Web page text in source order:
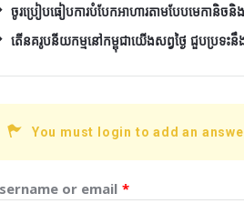
ចូរប្រៀបធៀបការបំបែកអាហារតាមបែបមេកានិច
តើនគរូបនីយកម្មនៅកម្ពុជាយើងសព្វថ្ងៃ ជួបប្រទះនឹង
You must login to add an
or email *